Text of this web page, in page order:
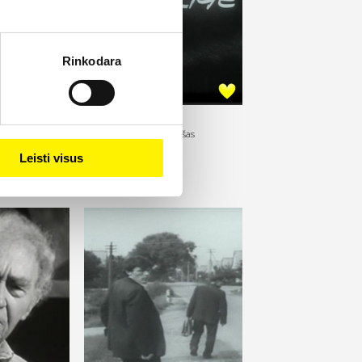
Rinkodara
Leisti visus
Rež. Viktoras Starošas